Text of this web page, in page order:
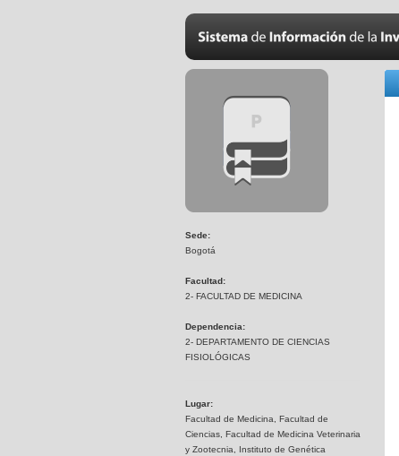
Sede:
Bogotá
Facultad:
2- FACULTAD DE MEDICINA
Dependencia:
2- DEPARTAMENTO DE CIENCIAS
FISIOLÓGICAS
Lugar:
Facultad de Medicina, Facultad de
Ciencias, Facultad de Medicina Veterinaria
y Zootecnia, Instituto de Genética